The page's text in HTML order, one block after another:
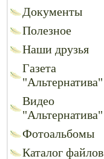
Документы
Полезное
Наши друзья
Газета
"Альтернатива"
Видео
"Альтернатива"
Фотоальбомы
Каталог файлов